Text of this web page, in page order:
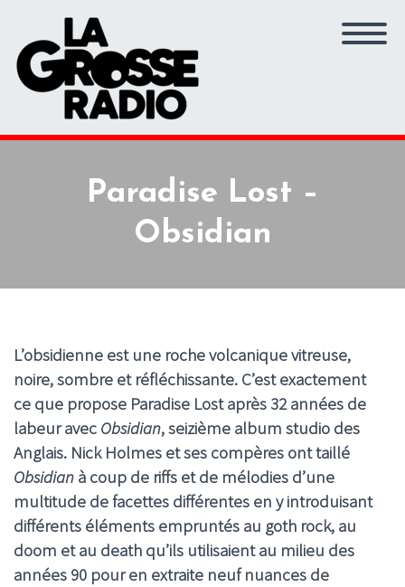
Paradise Lost –
Obsidian
L’obsidienne est une roche volcanique vitreuse,
noire, sombre et réfléchissante. C’est exactement
ce que propose Paradise Lost après 32 années de
labeur avec Obsidian, seizième album studio des
Anglais. Nick Holmes et ses compères ont taillé
Obsidian à coup de riffs et de mélodies d’une
multitude de facettes différentes en y introduisant
différents éléments empruntés au goth rock, au
doom et au death qu’ils utilisaient au milieu des
années 90 pour en extraite neufnuances de